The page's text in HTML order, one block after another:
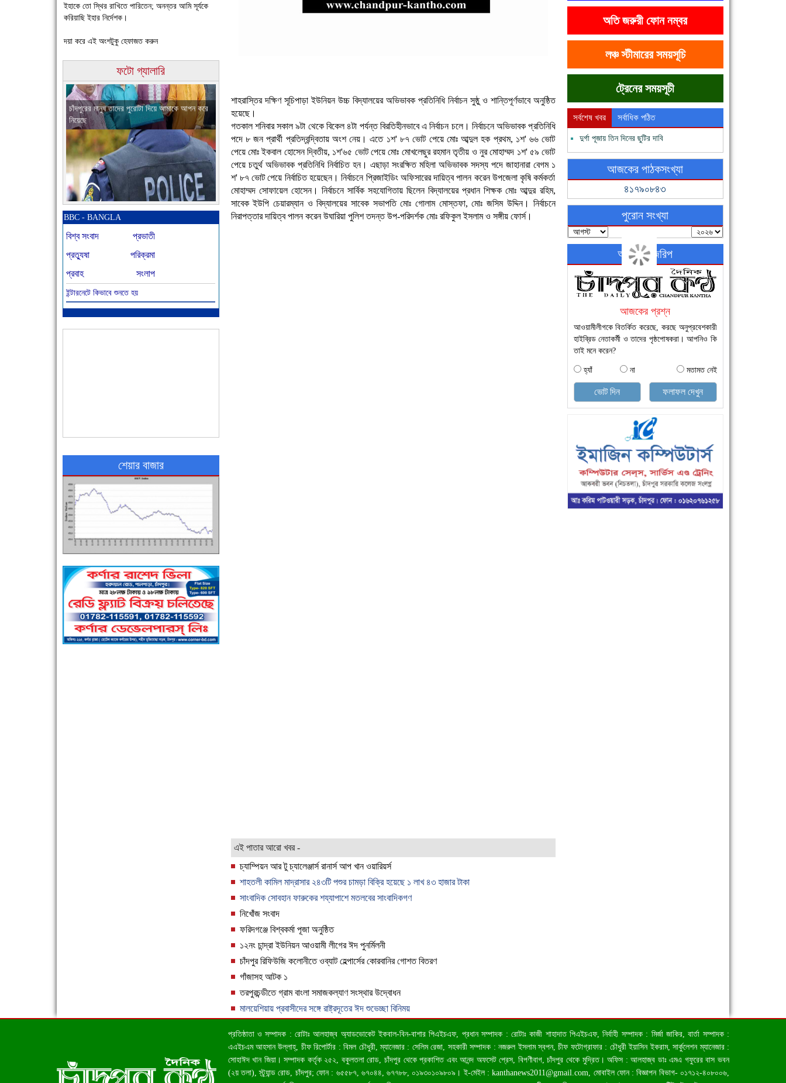
ইহাকে তো স্থির রাখিতে পারিতেন; অনন্তর আমি সূর্যকে
করিয়াছি ইহার নির্দেশক।
দয়া করে এই অংশটুকু হেফাজত করুন
ফটো গ্যালারি
চাঁদপুরের মানুষ তাদের পুরোটা দিয়ে আমাকে আপন করে
নিয়েছে
নতুনবাজার পুলিশ ফাঁড়ি সীমিত জনবলে প্রশংসনীয় কাজ
করছে
আজ বিশিষ্ট শিক্ষাবিদ এ.টি. আহমেদ হোসাইন রুশদীর
এক সপ্তাহে শনাক্ত বেড়েছে ৫৫%, মৃত্যু ৪৬%
BBC - BANGLA
বিশ্ব সংবাদ
প্রভাতী
প্রত্যুষা
পরিক্রমা
প্রবাহ
সংলাপ
ইন্টারনেটে কিভাবে শুনতে হয়
শেয়ার বাজার
শাহরাস্তির দক্ষিণ সূচিপাড়া ইউনিয়ন উচ্চ বিদ্যালয়ের অভিভাবক প্রতিনিধি নির্বাচন সুষ্ঠু ও শান্তিপূর্ণভাবে অনুষ্ঠিত
হয়েছে।
গতকাল শনিবার সকাল ৯টা থেকে বিকেল ৪টা পর্যন্ত বিরতিহীনভাবে এ নির্বাচন চলে। নির্বাচনে অভিভাবক প্রতিনিধি
পদে ৮ জন প্রার্থী প্রতিদ্বন্দ্বিতায় অংশ নেয়। এতে ১শ' ৮৭ ভোট পেয়ে মোঃ আব্দুল হক প্রথম, ১শ' ৬৬ ভোট
পেয়ে মোঃ ইকবাল হোসেন দ্বিতীয়, ১শ'৬৫ ভোট পেয়ে মোঃ মোখলেছুর রহমান তৃতীয় ও নুর মোহাম্মদ ১শ' ৫৯ ভোট
পেয়ে চতুর্থ অভিভাবক প্রতিনিধি নির্বাচিত হন। এছাড়া সংরক্ষিত মহিলা অভিভাবক সদস্য পদে জাহানারা বেগম ১
শ' ৮৭ ভোট পেয়ে নির্বাচিত হয়েছেন। নির্বাচনে প্রিজাইডিং অফিসারের দায়িত্ব পালন করেন উপজেলা কৃষি কর্মকর্তা
মোহাম্মদ সোফায়েল হোসেন। নির্বাচনে সার্বিক সহযোগিতায় ছিলেন বিদ্যালয়ের প্রধান শিক্ষক মোঃ আব্দুর রহিম,
সাবেক ইউপি চেয়ারম্যান ও বিদ্যালয়ের সাবেক সভাপতি মোঃ গোলাম মোস্তফা, মোঃ জসিম উদ্দিন। নির্বাচনে
নিরাপত্তার দায়িত্ব পালন করেন উঘারিয়া পুলিশ তদন্ত উপ-পরিদর্শক মোঃ রফিকুল ইসলাম ও সঙ্গীয় ফোর্স।
এই পাতার আরো খবর -
চ্যাম্পিয়ন আর টু চ্যালেঞ্জার্স রানার্স আপ খান ওয়ারিয়র্স
শাহতলী কামিল মাদ্রাসার ২৪৩টি পশুর চামড়া বিক্রি হয়েছে ১ লাখ ৪৩ হাজার টাকা
সাংবাদিক সোবহান ফারুকের শয্যাপাশে মতলবের সাংবাদিকগণ
নিখোঁজ সংবাদ
ফরিদগঞ্জে বিশ্বকর্মা পূজা অনুষ্ঠিত
১২নং চান্দ্রা ইউনিয়ন আওয়ামী লীগের ঈদ পুনর্মিলনী
চাঁদপুর রিফিউজি কলোনীতে ওব্যাট হেল্পার্সের কোরবানির গোশত বিতরণ
গাঁজাসহ আটক ১
তরপুরচন্ডীতে গ্রাম বাংলা সমাজকল্যাণ সংস্থার উদ্বোধন
মালয়েশিয়ায় প্রবাসীদের সঙ্গে রাষ্ট্রদূতের ঈদ শুভেচ্ছা বিনিময়
অতি জরুরী ফোন নম্বর
লঞ্চ স্টীমারের সময়সূচি
ট্রেনের সময়সূচী
সর্বশেষ খবর সর্বাধিক পঠিত
দুর্গা পূজায় তিন দিনের ছুটির দাবি
আজকের পাঠকসংখ্যা
৪১৭৯০৮৪৩
পুরোন সংখ্যা
অনলাইন জরিপ
আজকের প্রশ্ন
আওয়ামীলীগকে বিতর্কিত করেছে, করছে অনুপ্রবেশকারী
হাইব্রিড নেতাকর্মী ও তাদের পৃষ্ঠপোষকরা। আপনিও কি
তাই মনে করেন?
হ্যাঁ না মতামত নেই
ভোট দিন ফলাফল দেখুন
প্রতিষ্ঠাতা ও সম্পাদক : রোটাঃ আলহাজ্ব অ্যাডভোকেট ইকবাল-বিন-বাশার পিএইচএফ, প্রধান সম্পাদক : রোটাঃ কাজী শাহাদাত পিএইচএফ, নির্বাহী সম্পাদক : মির্জা জাকির, বার্তা সম্পাদক :
এএইচএম আহসান উল্লাহ্, চীফ রিপোর্টার : বিমল চৌধুরী, ম্যানেজার : সেলিম রেজা, সহকারী সম্পাদক : নজরুল ইসলাম স্বপন, চীফ ফটোগ্রাফার : চৌধুরী ইয়াসিন ইকরাম, সার্কুলেশন ম্যানেজার :
সোহাঈদ খান জিয়া। সম্পাদক কর্তৃক ২৫২, বকুলতলা রোড, চাঁদপুর থেকে প্রকাশিত এবং আনন্দ অফসেট প্রেস, বিপণীবাগ, চাঁদপুর থেকে মুদ্রিত। অফিস : আলহাজ্ব ডাঃ এমএ গফুরের বাস ভবন
(২য় তলা), স্ট্র্যান্ড রোড, চাঁদপুর; ফোন : ৬৫৫৮৭, ৬৭০৪৪, ৬৭৭৮৮, ০১৯৩০১০৯৮০৯। ই-মেইল :kanthanews2011@gmail.com, মোবাইল ফোন : বিজ্ঞাপন বিভাগ- ০১৭১২-৪০৮০০৬,